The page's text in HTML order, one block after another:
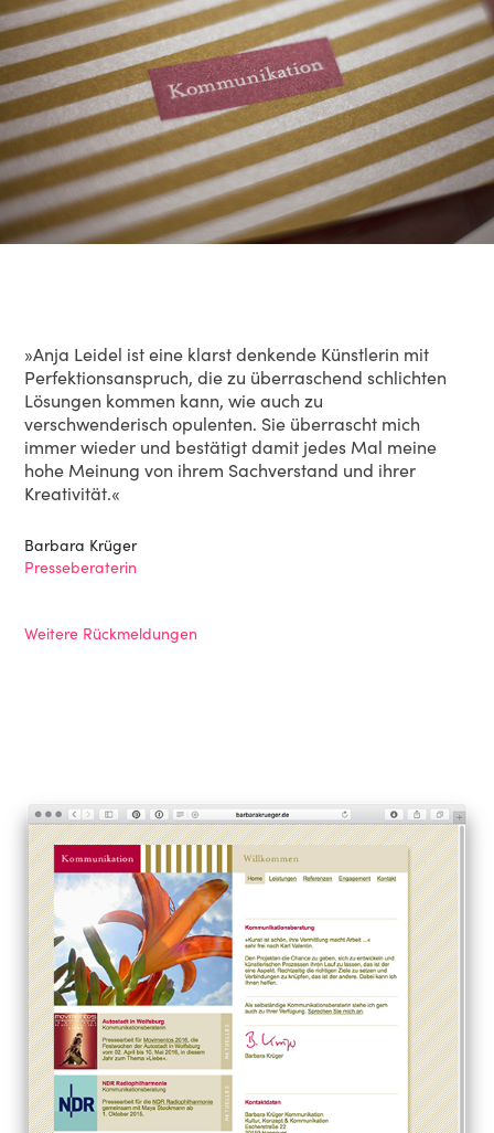
»Anja Leidel ist eine klarst denkende Künstlerin mit
Perfektionsanspruch, die zu überraschend schlichten
Lösungen kommen kann, wie auch zu
verschwenderisch opulenten. Sie überrascht mich
immer wieder und bestätigt damit jedes Mal meine
hohe Meinung von ihrem Sachverstand und ihrer
Kreativität.«
Barbara Krüger
Presseberaterin
Weitere Rückmeldungen